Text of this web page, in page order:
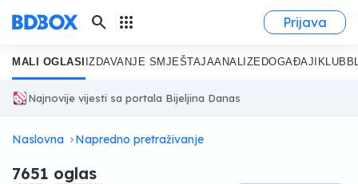
search apps Prijava
MALI OGLASI IZDAVANJE SMJEŠTAJAANALIZE DOGAĐAJI KLUB
Najnovije vijesti sa portala Bijeljina Danas
Naslovna Napredno pretraživanje
7651 oglas